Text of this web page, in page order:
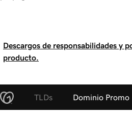
Descargos de responsabilidades y
producto.
TLDs Dominio Promo